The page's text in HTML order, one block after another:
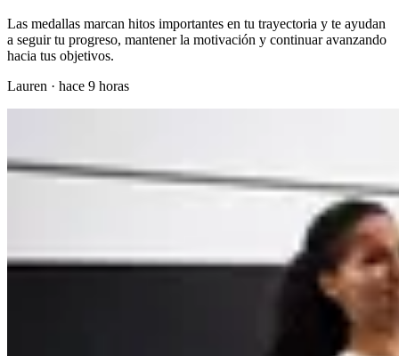
Las medallas marcan hitos importantes en tu trayectoria y te ayudan
a seguir tu progreso, mantener la motivación y continuar avanzando
hacia tus objetivos.
Lauren · hace 9 horas